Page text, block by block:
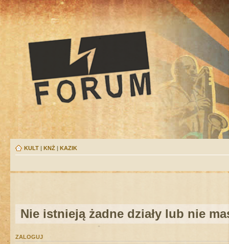
KULT | KNŻ | KAZIK
Nie istnieją żadne działy lub nie
ZALOGUJ